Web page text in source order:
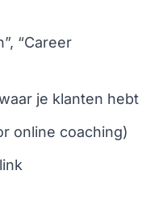
“Career
je klanten hebt
online coaching)